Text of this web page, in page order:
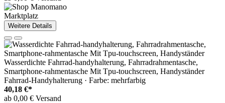
Marktplatz
Weitere Details
Wasserdichte Fahrrad-handyhalterung, Fahrradrahmentasche,
Smartphone-rahmentasche Mit Tpu-touchscreen, Handyständer
Fahrrad-Handyhalterung · Farbe: mehrfarbig
40,18 €*
ab 0,00 € Versand